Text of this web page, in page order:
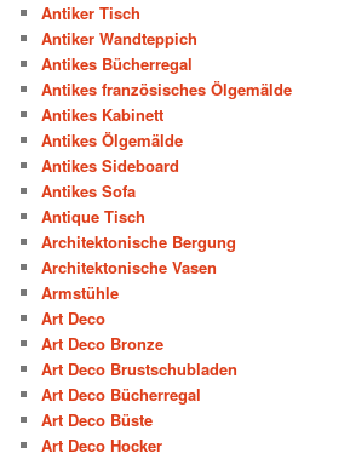
Antiker Tisch
Antiker Wandteppich
Antikes Bücherregal
Antikes französisches Ölgemälde
Antikes Kabinett
Antikes Ölgemälde
Antikes Sideboard
Antikes Sofa
Antique Tisch
Architektonische Bergung
Architektonische Vasen
Armstühle
Art Deco
Art Deco Bronze
Art Deco Brustschubladen
Art Deco Bücherregal
Art Deco Büste
Art Deco Hocker